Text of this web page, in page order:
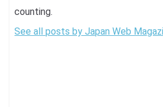
counting.
See all posts by Japan Web